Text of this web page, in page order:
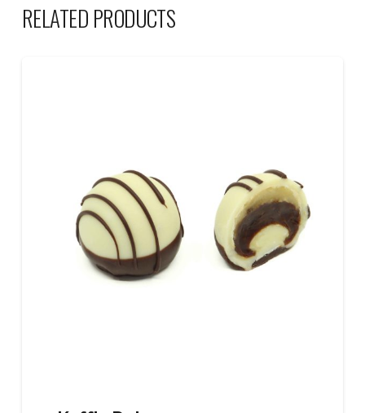
RELATED PRODUCTS